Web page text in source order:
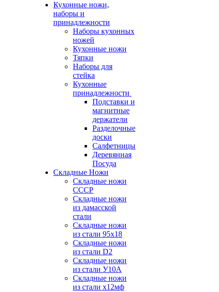
Кухонные ножи,
наборы и
принадлежности
Наборы кухонных
ножей
Кухонные ножи
Тяпки
Наборы для
стейка
Кухонные
принадлежности
Подставки и
магнитные
держатели
Разделочные
доски
Салфетницы
Деревянная
Посуда
Складные Ножи
Cкладные ножи
СССР
Складные ножи
из дамасской
стали
Складные ножи
из стали 95х18
Складные ножи
из стали D2
Складные ножи
из стали У10А
Складные ножи
из стали х12мф